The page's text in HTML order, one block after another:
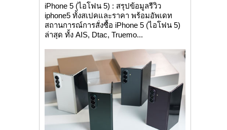
iPhone 5 (ไอโฟน 5) : สรุปข้อมูลรีวิว
iphone5 ทั้งสเปคและราคา พร้อมอัพเดท
สถานการณ์การสั่งซื้อ iPhone 5 (ไอโฟน 5)
ล่าสุด ทั้ง AIS, Dtac, Truemo...